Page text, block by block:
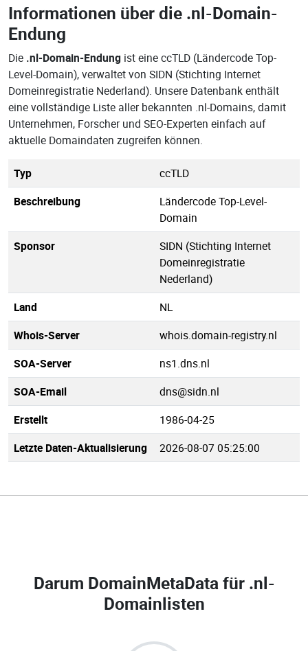
Informationen über die .nl-Domain-
Endung
Die .nl-Domain-Endung ist eine ccTLD (Ländercode Top-
Level-Domain), verwaltet von SIDN (Stichting Internet
Domeinregistratie Nederland). Unsere Datenbank enthält
eine vollständige Liste aller bekannten .nl-Domains, damit
Unternehmen, Forscher und SEO-Experten einfach auf
aktuelle Domaindaten zugreifen können.
Typ
ccTLD
Beschreibung
Ländercode Top-Level-
Domain
Sponsor
SIDN (Stichting Internet
Domeinregistratie
Nederland)
Land
NL
Whois-Server
whois.domain-registry.nl
SOA-Server
ns1.dns.nl
SOA-Email
dns@sidn.nl
Erstellt
1986-04-25
Letzte Daten-Aktualisierung
2026-08-07 05:25:00
Darum DomainMetaData für .nl-
Domainlisten